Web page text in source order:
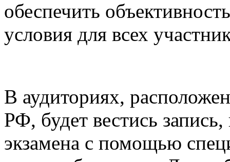
обеспечить
условия для всех
В аудиториях,
РФ, будет вестись
экзамена с помощью